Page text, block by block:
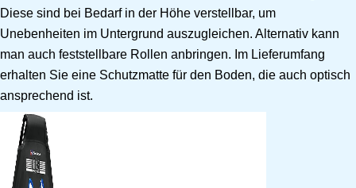
Diese sind bei Bedarf in der Höhe verstellbar, um
Unebenheiten im Untergrund auszugleichen. Alternativ kann
man auch feststellbare Rollen anbringen. Im Lieferumfang
erhalten Sie eine Schutzmatte für den Boden, die auch optisch
ansprechend ist.